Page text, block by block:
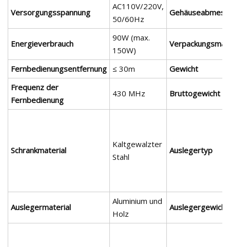
Versorgungsspannung
AC110V/220V,
50/60Hz
Energieverbrauch
90W (max.
150W)
Fernbedienungsentfernung ≤ 30m
Gewicht
Frequenz der
Fernbedienung
430 MHz Bruttogewicht
Schrankmaterial
Kaltgewalzter
Stahl
Auslegertyp
Auslegermaterial
Aluminium und
Holz
Auslegergewicht